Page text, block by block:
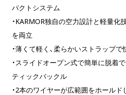
パクトシステム
・KARMOR独自の空力設計と軽量化
を両立
・薄くて軽く、柔らかいストラップで
・スライドオープン式で簡単に脱着
ティックバックル
・2本のワイヤーが広範囲をホールド